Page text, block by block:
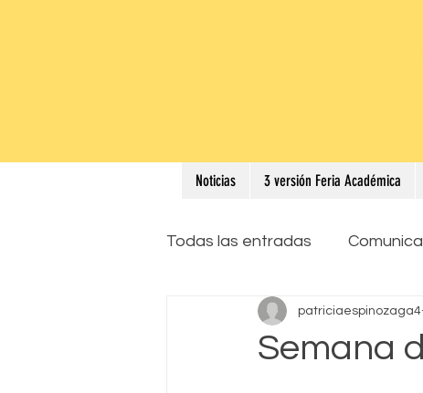
Noticias 3 versión Feria Académica
Todas las entradas
Semana
patriciaespinozaga4